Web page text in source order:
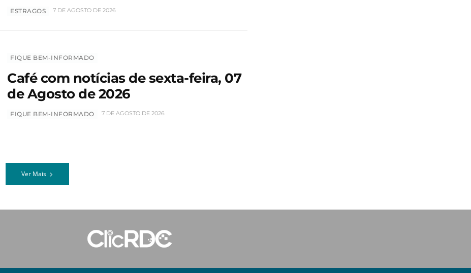
ESTRAGOS 7 DE AGOSTO DE 2026
FIQUE BEM-INFORMADO
Café com notícias de sexta-feira, 07
de Agosto de 2026
FIQUE BEM-INFORMADO 7 DE AGOSTO DE 2026
Ver Mais